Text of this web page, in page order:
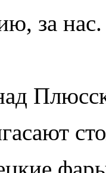
за нас.